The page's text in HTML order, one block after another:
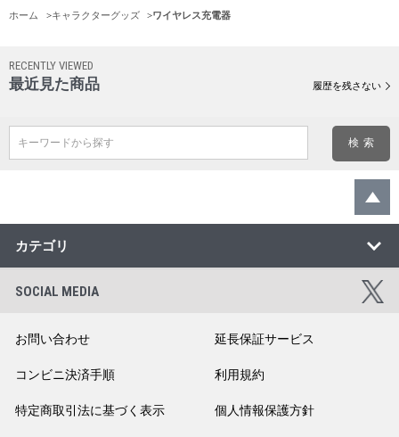
ホーム >キャラクターグッズ >ワイヤレス充電器
RECENTLY VIEWED
最近見た商品 履歴を残さない
キーワードから探す
カテゴリ
SOCIAL MEDIA
お問い合わせ 延長保証サービス
コンビニ決済手順 利用規約
特定商取引法に基づく表示 個人情報保護方針